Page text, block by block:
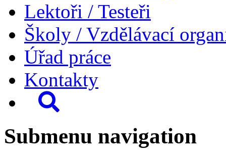
Lektoři / Testeři
Školy / Vzdělávací
Úřad práce
Kontakty
Submenu navigation